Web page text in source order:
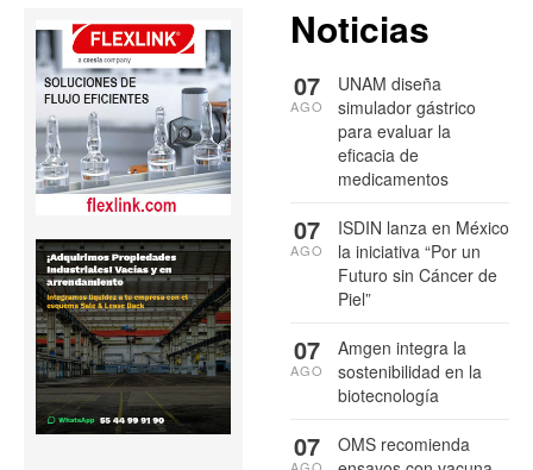
Noticias
UNAM diseña
simulador gástrico
para evaluar la
eficacia de
medicamentos
07
AGO
ISDIN lanza en México
la iniciativa “Por un
Futuro sin Cáncer de
Piel”
07
AGO
Amgen integra la
sostenibilidad en la
biotecnología
07
AGO
OMS recomienda
07
AGO